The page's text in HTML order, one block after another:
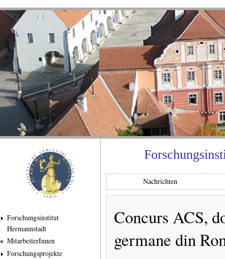
Forschungsinstitut
Hermannstadt
MitarbeiterInnen
Forschungsprojekte
Nachrichten
Concurs ACS,
germane din